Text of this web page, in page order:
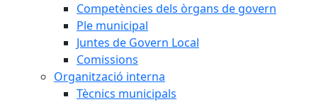
Competències dels òrgans de govern
Ple municipal
Juntes de Govern Local
Comissions
Organització interna
Tècnics municipals